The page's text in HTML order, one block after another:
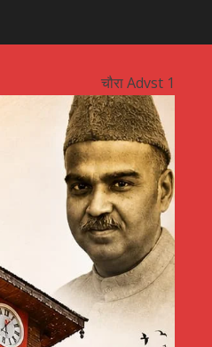
चौरा Advst 1